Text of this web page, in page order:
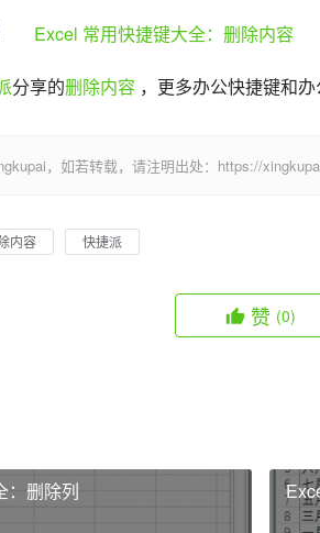
分享的删除内容 ，更多办公快捷键和
，如若转载，请注明出处：https://
内容 快捷派
赞 (0)
：删除列